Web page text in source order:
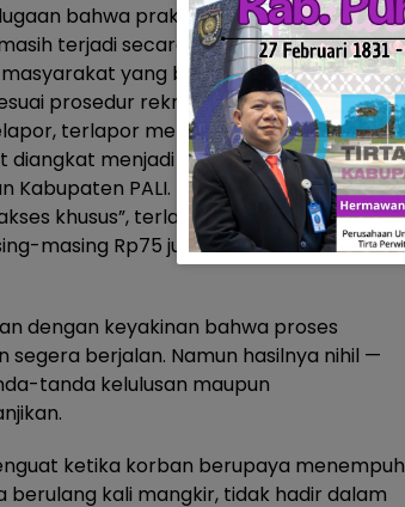
bahwa praktik permainan jabatan
terjadi secara sistematis dan
yang berharap mendapatkan
prosedur rekrutmen ASN.
terlapor menawarkan “jalur cepat”
menjadi Pegawai Negeri Sipil
Kabupaten PALI. Dengan mengklaim
khusus”, terlapor meminta uang
masing Rp75 juta untuk dua tahap
dengan keyakinan bahwa proses
segera berjalan. Namun hasilnya nihil —
tanda kelulusan maupun
ketika korban berupaya menempuh
berulang kali mangkir, tidak hadir dalam